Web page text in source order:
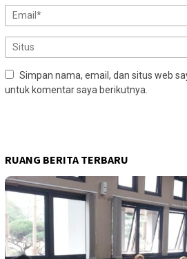
Simpan nama, email, dan situs web
untuk komentar saya berikutnya.
RUANG BERITA TERBARU